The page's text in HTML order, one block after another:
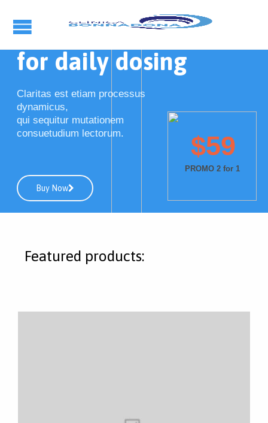
Ec drink
for daily dosing
Claritas est etiam processus
dynamicus,
qui sequitur mutationem
consuetudium lectorum.
$59
PROMO 2 for 1
Buy Now
Featured products: